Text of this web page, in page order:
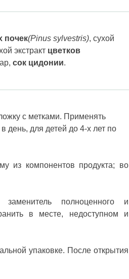
почек(Pinus sylvestris), сухой
экстракт цветков
сок цидонии.
с метками. Применять
день, для детей до 4-х лет по
из компонентов продукта; во
заменитель полноценного и
в месте, недоступном и
упаковке. После открытия